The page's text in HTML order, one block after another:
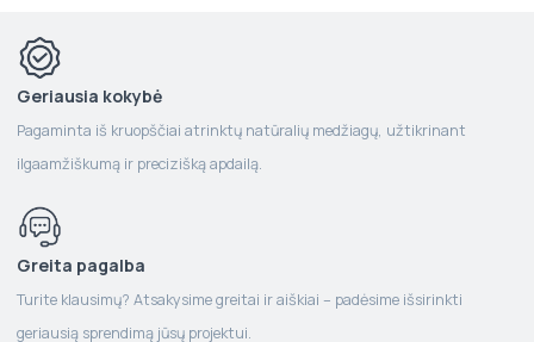
Geriausia kokybė
Pagaminta iš kruopščiai atrinktų natūralių medžiagų, užtikrinant
ilgaamžiškumą ir precizišką apdailą.
Greita pagalba
Turite klausimų? Atsakysime greitai ir aiškiai – padėsime išsirinkti
geriausią sprendimą jūsų projektui.